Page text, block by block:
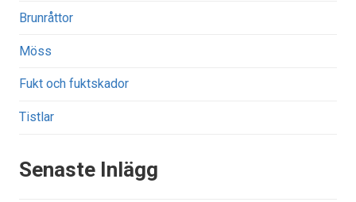
Brunråttor
Möss
Fukt och fuktskador
Tistlar
Senaste Inlägg